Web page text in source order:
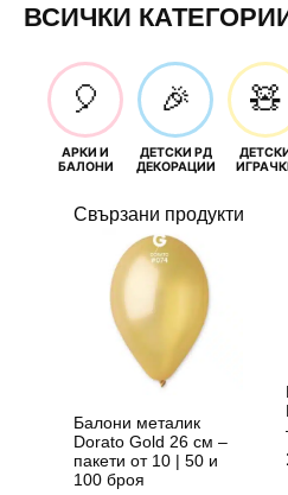
ВСИЧКИ
🎈
АРКИ И
БАЛОНИ
🎉
ДЕТСКИ РД
ДЕКОРАЦИИ
🧸
Свързани продукти
Балони металик
Dorato Gold 26 см –
пакети от 10 | 50 и
100 броя